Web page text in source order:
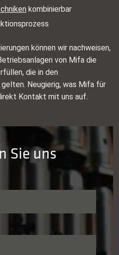
kombinierbar
können wir nachweisen,
von Mifa die
die in den
Neugierig, was Mifa für
Kontakt mit uns auf.
Sie uns